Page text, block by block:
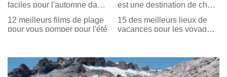
faciles pour l'automne dans
est une destination de choix
d'été pour les familles
12 meilleurs films de plage
pour vous pomper pour l'été
15 des meilleurs lieux de
vacances pour les voyages